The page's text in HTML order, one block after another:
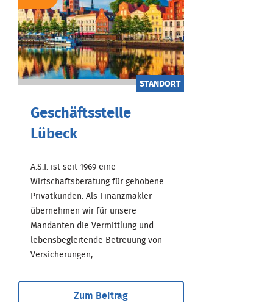
STANDORT
Geschäftsstelle
Lübeck
A.S.I. ist seit 1969 eine
Wirtschaftsberatung für gehobene
Privatkunden. Als Finanzmakler
übernehmen wir für unsere
Mandanten die Vermittlung und
lebensbegleitende Betreuung von
Versicherungen, ...
Zum Beitrag